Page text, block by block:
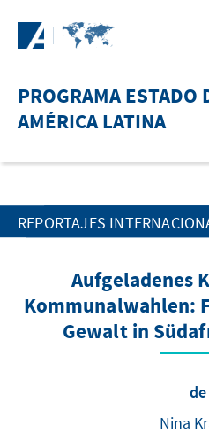
PROGRAMA ESTADO
AMÉRICA LATINA
REPORTAJES
Aufgeladenes
Kommunalwahlen:
Gewalt in
de
Nina